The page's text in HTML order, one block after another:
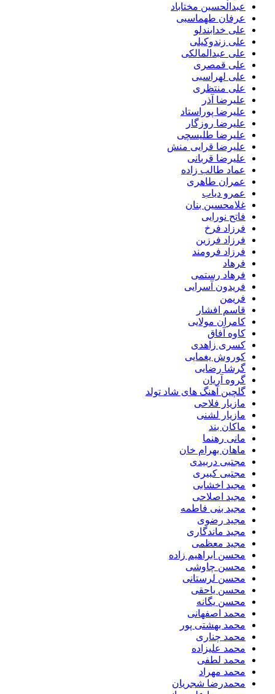
عبدالحسین مختاباد
عرفان طهماسبی
علی خدابندلو
علی زندوکیلی
علی عبدالمالکی
علی قمصری
علی لهراسبی
علی منتظری
علیرضا آذر
علیرضا پوراستاد
علیرضا روزگار
علیرضا طلیسچی
علیرضا قرایی منش
علیرضا قربانی
عماد طالب زاده
عمران طاهری
عمرو دیاب
غلامحسین بنان
فاتح نورایی
فرزاد فرخ
فرزاد فرزین
فرزاد فرومند
فرهاد
فرهاد رستمی
فریدون آسرایی
فریمن
قاسم افشار
کامران مولایی
کاوه آفاق
کسری زاهدی
کوروش یغمایی
گرشا رضایی
گروه آریان
گلچین آهنگ های شاد تولد
مازیار فلاحی
مازیار لشنی
ماکان بند
مانی رهنما
ماهان بهرام خان
مجتبی دربیدی
مجتبی کبیری
مجید اخشابی
مجید اصلاحی
مجید بنی فاطمه
مجید رضوی
مجید ماندگاری
مجید معظمی
محسن ابراهیم زاده
محسن چاوشی
محسن لرستانی
محسن یاحقی
محسن یگانه
محمد اصفهانی
محمد بهشتی پور
محمد چناری
محمد علیزاده
محمد لطفی
محمد مهراد
محمدرضا شجریان